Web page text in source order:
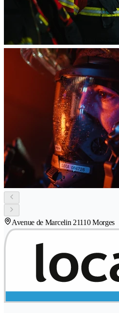
Avenue de Marcelin 21110 Morges